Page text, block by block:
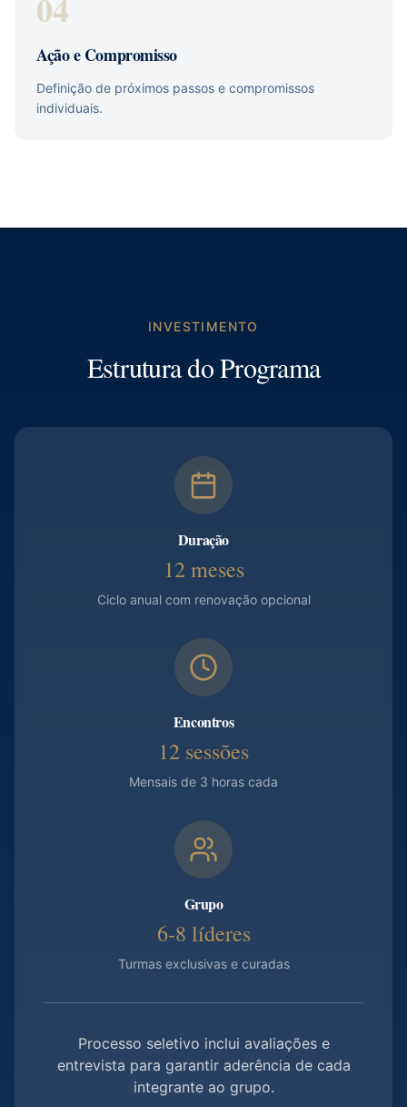
Ação e Compromisso
Definição de próximos passos e compromissos
individuais.
INVESTIMENTO
Estrutura do Programa
Duração
12 meses
Ciclo anual com renovação opcional
Encontros
12 sessões
Mensais de 3 horas cada
Grupo
6-8 líderes
Turmas exclusivas e curadas
Processo seletivo inclui avaliações e
entrevista para garantir aderência de cada
integrante ao grupo.